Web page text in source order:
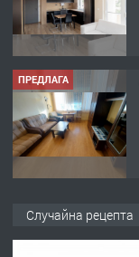
ПРЕДЛАГА
Случайна рецепта